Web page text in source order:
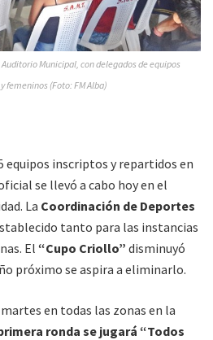
Municipal, con delegados de equipos
femeninos (Foto: FM Alba)
equipos inscriptos y repartidos en
se llevó a cabo hoy en el
La Coordinación de Deportes
tanto para las instancias
El “Cupo Criollo” disminuyó
próximo se aspira a eliminarlo.
en todas las zonas en la
ronda se jugará “Todos